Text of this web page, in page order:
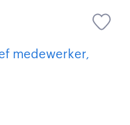
medewerker,